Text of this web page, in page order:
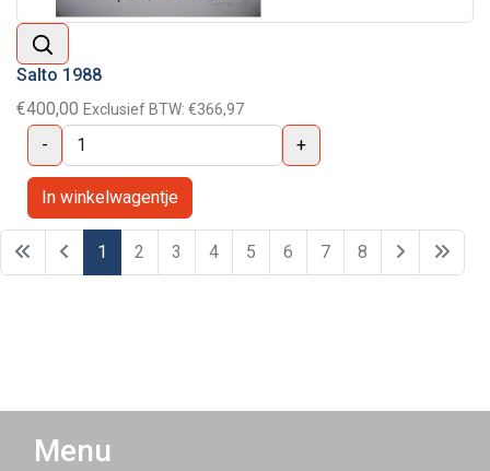
Salto 1988
€400,00 Exclusief BTW: €366,97
- +
1 2 3 4 5 6 7 8
Menu